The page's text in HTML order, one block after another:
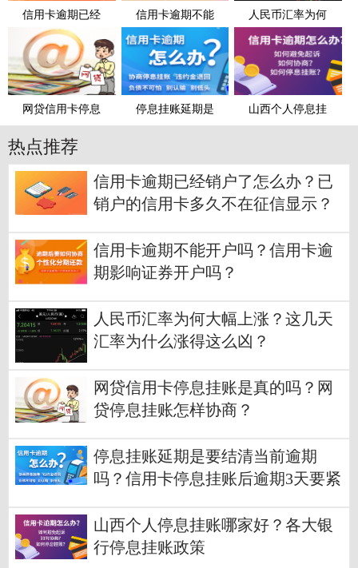
信用卡逾期已经 信用卡逾期不能 人民币汇率为何
网贷信用卡停息 停息挂账延期是 山西个人停息挂
热点推荐
信用卡逾期已经销户了怎么办？已
销户的信用卡多久不在征信显示？
信用卡逾期不能开户吗？信用卡逾
期影响证券开户吗？
人民币汇率为何大幅上涨？这几天
汇率为什么涨得这么凶？
网贷信用卡停息挂账是真的吗？网
贷停息挂账怎样协商？
停息挂账延期是要结清当前逾期
吗？信用卡停息挂账后逾期3天要紧
山西个人停息挂账哪家好？各大银
行停息挂账政策